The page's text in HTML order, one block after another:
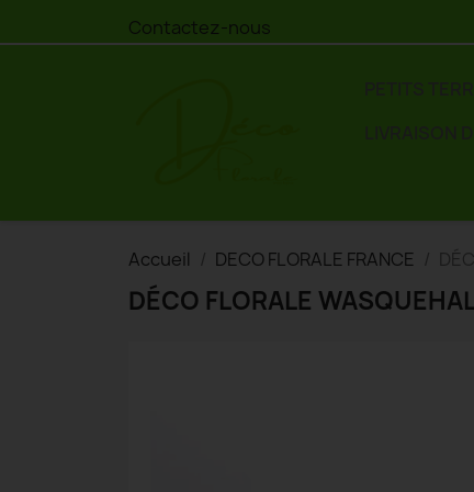
Contactez-nous
Accueil DECO FLORALE FRANCE
DÉCO FLORALE